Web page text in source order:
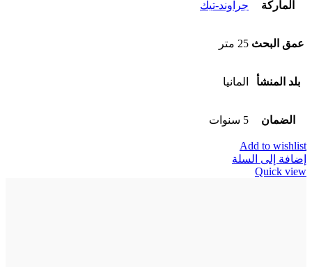
الماركة جراوند-تيك
عمق البحث 25 متر
بلد المنشأ المانيا
الضمان 5 سنوات
Add to wishlist
إضافة إلى السلة
Quick view